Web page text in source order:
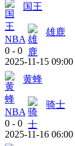
国王
NBA
雄鹿
0 - 0
2025-11-15 09:00
黄蜂
NBA
骑士
0 - 0
2025-11-16 06:00